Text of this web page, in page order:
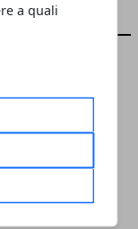
a quali